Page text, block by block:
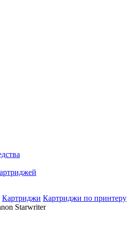
Картриджи Картриджи по принтеру
Starwriter